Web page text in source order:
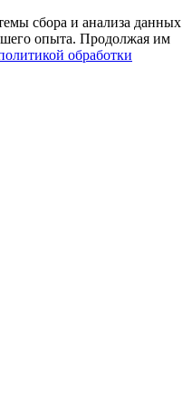
сбора и анализа данных
опыта. Продолжая им
обработки